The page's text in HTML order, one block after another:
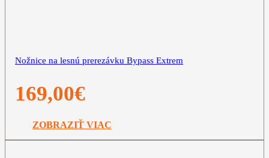
Nožnice na lesnú prerezávku Bypass Extrem
169,00€
ZOBRAZIŤ VIAC